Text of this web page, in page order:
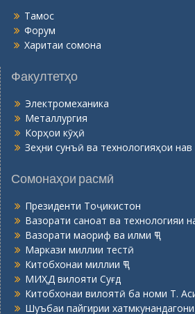
Тамос
Форум
Харитаи сомона
Факултетҳо
Электромеханика
Металлургия
Корҳои кӯҳӣ
Зеҳни сунъӣ ва технологияҳои нав
Сомонаҳои расмӣ
Президенти Тоҷикистон
Вазорати саноат ва технологияи
Вазорати маориф ва илми ҶТ
Маркази миллии тестӣ
Китобхонаи миллии ҶТ
МИҲД вилояти Суғд
Китобхонаи вилоятӣ ба номи Т.
Шуъбаи пайгирии